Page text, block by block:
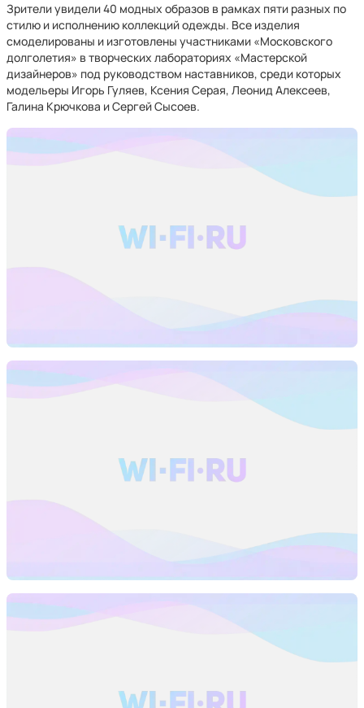
Зрители увидели 40 модных образов в рамках пяти разных по
стилю и исполнению коллекций одежды. Все изделия
смоделированы и изготовлены участниками «Московского
долголетия» в творческих лабораториях «Мастерской
дизайнеров» под руководством наставников, среди которых
модельеры Игорь Гуляев, Ксения Серая, Леонид Алексеев,
Галина Крючкова и Сергей Сысоев.